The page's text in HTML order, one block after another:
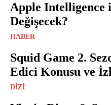
Apple Intelligence
Değişecek?
HABER
Squid Game 2.
Edici Konusu ve
DIZI